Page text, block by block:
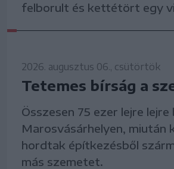
felborult és kettétört egy
2026. augusztus 06., csütörtök
Tetemes bírság a
Összesen 75 ezer lejre
Marosvásárhelyen,
hordtak építkezésből
más szemetet.